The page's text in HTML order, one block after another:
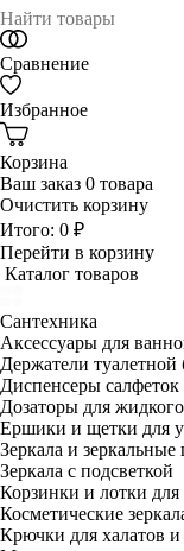
Сравнение
Избранное
Корзина
Ваш заказ 0 товара
Очистить корзину
Итого: 0 ₽
Перейти в корзину
Каталог товаров
Сантехника
Аксессуары для
Держатели туалетной
Диспенсеры
Дозаторы для
Ершики и щетки для
Зеркала и
Зеркала с подсветкой
Корзинки и лотки
Косметические
Крючки для халатов и